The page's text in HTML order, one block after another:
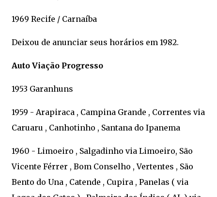
1969 Recife / Carnaíba
Deixou de anunciar seus horários em 1982.
Auto Viação Progresso
1953 Garanhuns
1959 - Arapiraca , Campina Grande , Correntes via
Caruaru , Canhotinho , Santana do Ipanema
1960 - Limoeiro , Salgadinho via Limoeiro, São
Vicente Férrer , Bom Conselho , Vertentes , São
Bento do Una , Catende , Cupira , Panelas ( via